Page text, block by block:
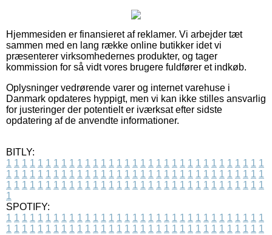
Hjemmesiden er finansieret af reklamer. Vi arbejder tæt
sammen med en lang række online butikker idet vi
præsenterer virksomhedernes produkter, og tager
kommission for så vidt vores brugere fuldfører et indkøb.
Oplysninger vedrørende varer og internet varehuse i
Danmark opdateres hyppigt, men vi kan ikke stilles ansvarlig
for justeringer der potentielt er iværksat efter sidste
opdatering af de anvendte informationer.
BITLY:
1 1 1 1 1 1 1 1 1 1 1 1 1 1 1 1 1 1 1 1 1 1 1 1 1 1 1 1 1 1 1 1 1
1 1 1 1 1 1 1 1 1 1 1 1 1 1 1 1 1 1 1 1 1 1 1 1 1 1 1 1 1 1 1 1 1
1 1 1 1 1 1 1 1 1 1 1 1 1 1 1 1 1 1 1 1 1 1 1 1 1 1 1 1 1 1 1 1 1
1
SPOTIFY:
1 1 1 1 1 1 1 1 1 1 1 1 1 1 1 1 1 1 1 1 1 1 1 1 1 1 1 1 1 1 1 1 1
1 1 1 1 1 1 1 1 1 1 1 1 1 1 1 1 1 1 1 1 1 1 1 1 1 1 1 1 1 1 1 1 1